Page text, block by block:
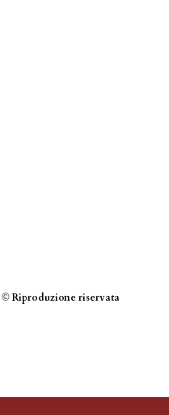
© Riproduzione riservata